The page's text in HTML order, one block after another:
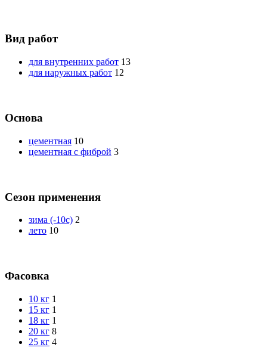
Вид работ
для внутренних работ 13
для наружных работ 12
Основа
цементная 10
цементная с фиброй 3
Сезон применения
зима (-10с) 2
лето 10
Фасовка
10 кг 1
15 кг 1
18 кг 1
20 кг 8
25 кг 4